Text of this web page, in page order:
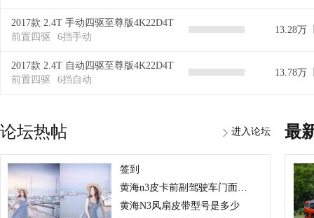
2017款 2.4T 手动四驱至尊版4K22D4T
前置四驱
6挡手动
13.28万
2017款 2.4T 自动四驱至尊版4K22D4T
前置四驱
6挡自动
13.78万
论坛热帖 进入论坛
签到
黄海n3皮卡前副驾驶车门面板怎么拆卸
黄海N3风扇皮带型号是多少
最